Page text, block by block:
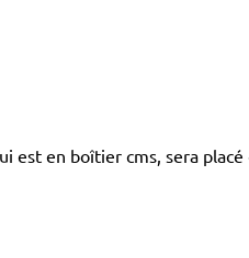
est en boîtier cms, sera